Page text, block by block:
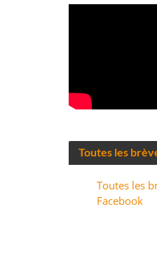
Toutes les
Toutes les
Facebook